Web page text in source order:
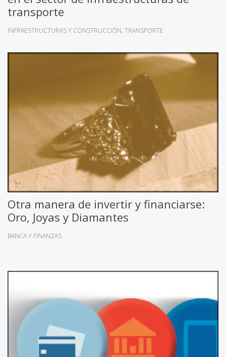
transporte
INFRAESTRUCTURAS Y CONSTRUCCIÓN TRANSPORTE
Otra manera de invertir y financiarse:
Oro, Joyas y Diamantes
BANCA Y FINANZAS